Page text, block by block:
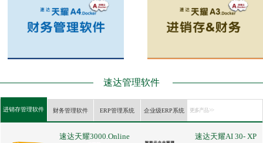
速达管理软件
进销存管理软件 财务管理软件 ERP管理系统 企业级ERP系统 更多产品 >>
速达天耀3000.Online
速达天耀AI 30- XP